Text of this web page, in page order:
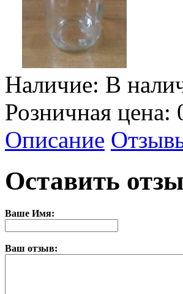
Наличие: В
Розничная цена:
Описание
Оставить
Ваше Имя:
Ваш отзыв: